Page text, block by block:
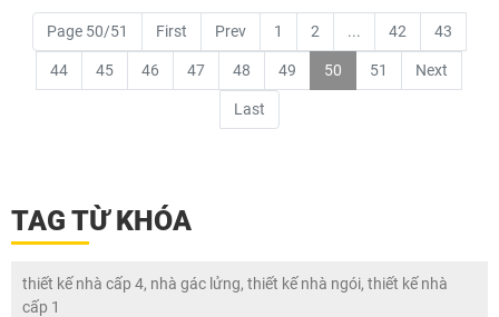
sáng tự nhiên và khẳng định chất
lượng đầu tư bền vững cho gia
đình đa thế hệ.
vững, phù hợp với khí hậu và
phong cách sống hiện đại tại
Nam Định, mang lại không gian
Page 50/51 First Prev 1 2 ... 42 43
44 45 46 47 48 49 50 51 Next
Last
TAG TỪ KHÓA
thiết kế nhà cấp 4, nhà gác lửng, thiết kế nhà ngói, thiết kế nhà
cấp 1